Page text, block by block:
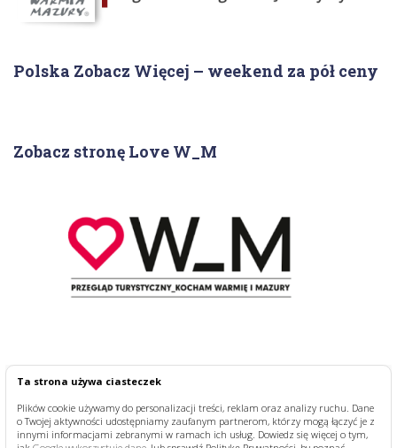
Ta strona używa ciasteczek
Plików cookie używamy do personalizacji treści, reklam oraz analizy ruchu. Dane
o Twojej aktywności udostępniamy zaufanym partnerom, którzy mogą łączyć je z
innymi informacjami zebranymi w ramach ich usług. Dowiedz się więcej o tym,
Polska Zobacz Więcej – weekend za pół ceny
Zobacz stronę Love W_M